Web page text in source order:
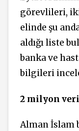
görevlileri, iki
elinde şu
aldığı liste
banka ve
bilgileri
2 milyon
Alman İslam